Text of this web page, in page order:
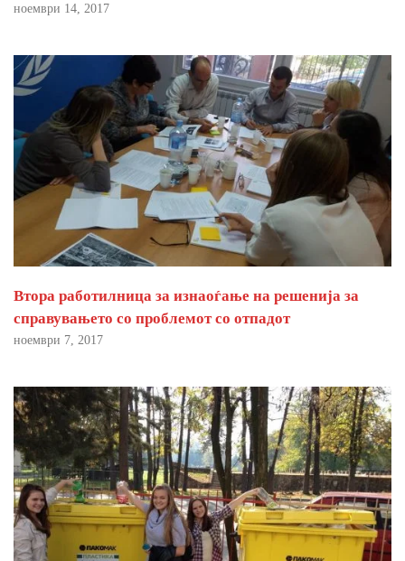
ноември 14, 2017
Втора работилница за изнаоѓање на решенија за
справувањето со проблемот со отпадот
ноември 7, 2017